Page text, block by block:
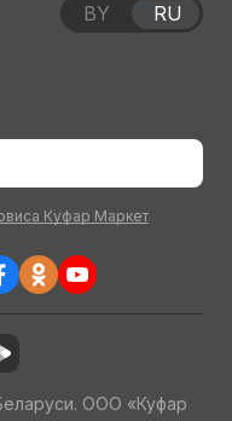
Куфар Маркет
BY RU
ООО «Куфар